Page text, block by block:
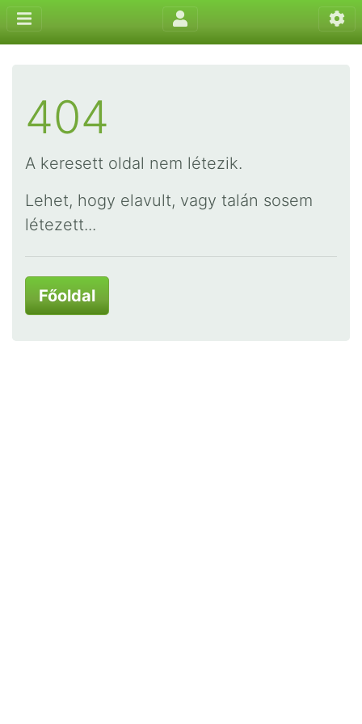
404
A keresett oldal nem létezik.
Lehet, hogy elavult, vagy talán sosem
létezett...
Főoldal